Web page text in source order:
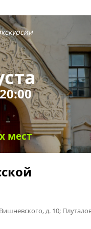
мест
д. 10;